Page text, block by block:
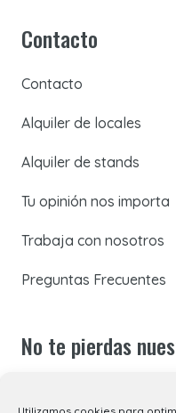
Contacto
Contacto
Alquiler de locales
Alquiler de stands
Tu opinión nos importa
Trabaja con nosotros
Preguntas Frecuentes
No te pierdas